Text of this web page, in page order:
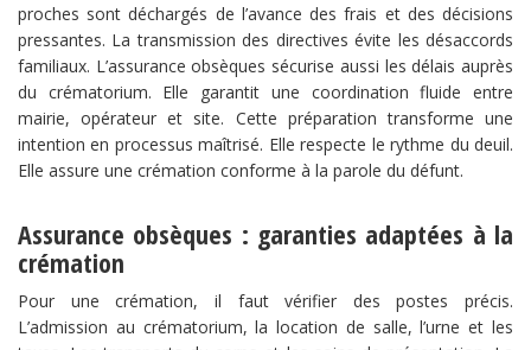
proches sont déchargés de l’avance des frais et des décisions
pressantes. La transmission des directives évite les désaccords
familiaux. L’assurance obsèques sécurise aussi les délais auprès
du crématorium. Elle garantit une coordination fluide entre
mairie, opérateur et site. Cette préparation transforme une
intention en processus maîtrisé. Elle respecte le rythme du deuil.
Elle assure une crémation conforme à la parole du défunt.
Assurance obsèques : garanties adaptées à la
crémation
Pour une crémation, il faut vérifier des postes précis.
L’admission au crématorium, la location de salle, l’urne et les